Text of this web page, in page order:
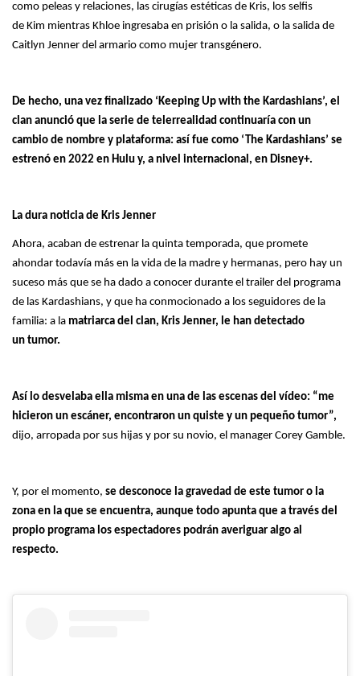
como peleas y relaciones, las cirugías estéticas de Kris, los selfis
de Kim mientras Khloe ingresaba en prisión o la salida, o la salida de
Caitlyn Jenner del armario como mujer transgénero.
De hecho, una vez finalizado ‘Keeping Up with the Kardashians’, el
clan anunció que la serie de telerrealidad continuaría con un
cambio de nombre y plataforma: así fue como ‘The Kardashians’ se
estrenó en 2022 en Hulu y, a nivel internacional, en Disney+.
La dura noticia de Kris Jenner
Ahora, acaban de estrenar la quinta temporada, que promete
ahondar todavía más en la vida de la madre y hermanas, pero hay un
suceso más que se ha dado a conocer durante el trailer del programa
de las Kardashians, y que ha conmocionado a los seguidores de la
familia: a la matriarca del clan, Kris Jenner, le han detectado
un tumor.
Así lo desvelaba ella misma en una de las escenas del vídeo: “me
hicieron un escáner, encontraron un quiste y un pequeño tumor”,
dijo, arropada por sus hijas y por su novio, el manager Corey Gamble.
Y, por el momento, se desconoce la gravedad de este tumor o la
zona en la que se encuentra, aunque todo apunta que a través del
propio programa los espectadores podrán averiguar algo al
respecto.